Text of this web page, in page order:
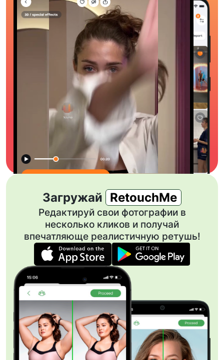
Загружай RetouchMe
Редактируй свои фотографии в
несколько кликов и получай
впечатляюще реалистичную ретушь!